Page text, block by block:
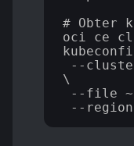
# Obter
oci ce
--
\
--file